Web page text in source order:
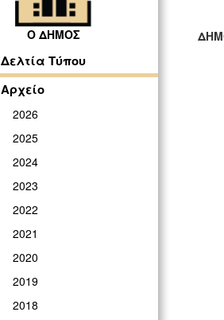
Ο ΔΗΜΟΣ
Δελτία Τύπου
Αρχείο
2026
2025
2024
2023
2022
2021
2020
2019
2018